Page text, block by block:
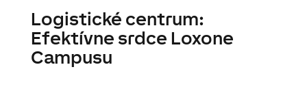
Logistické centrum:
Efektívne srdce Loxone
Campusu